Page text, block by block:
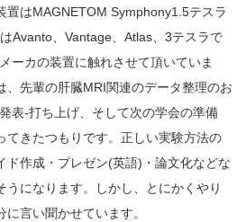
置はMAGNETOM Symphony1.5テスラ
Avanto、Vantage、Atlas、3テスラで
ーカの装置に触れさせて頂いていま
、先輩の肝臓MRI関連のデータ整理のお
表-打ち上げ、そして次の学会の準備
きたつもりです。正しい実験方法の
ド作成・プレゼン(英語)・論文化などな
うになります。しかし、とにかくやり
言い聞かせています。